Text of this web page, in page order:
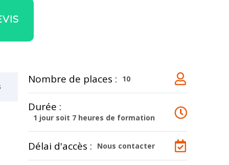
Nombre de places : 10
Durée :
1 jour soit 7 heures de formation
Délai d'accès : Nous contacter